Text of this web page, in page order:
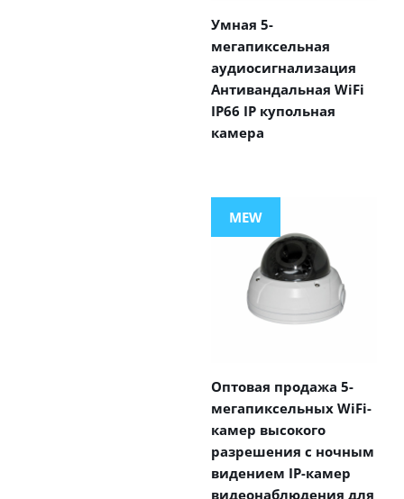
Умная 5-
мегапиксельная
аудиосигнализация
Антивандальная WiFi
IP66 IP купольная
камера
MEW
Оптовая продажа 5-
мегапиксельных WiFi-
камер высокого
разрешения с ночным
видением IP-камер
видеонаблюдения для